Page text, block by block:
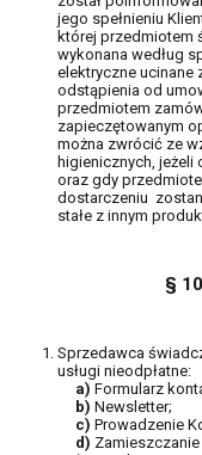
jego spełnieniu
której przedmiotem
wykonana według
elektryczne ucinane
odstąpienia od
przedmiotem
zapieczętowanym
można zwrócić ze
higienicznych,
oraz gdy
dostarczeniu
stałe z innym
§
Sprzedawca
usługi nieodpłatne:
a) Formularz
b) Newsletter;
c) Prowadzenie
d)